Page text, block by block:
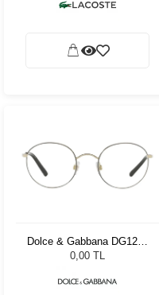
Dolce & Gabbana DG1290
1305 50
0,00 TL